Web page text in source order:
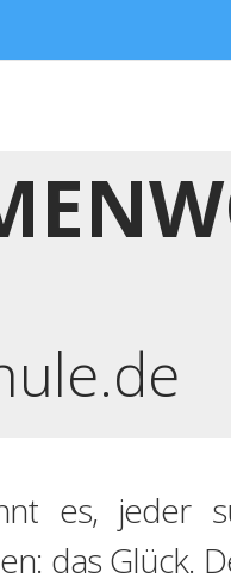
es, jeder
das Glück.